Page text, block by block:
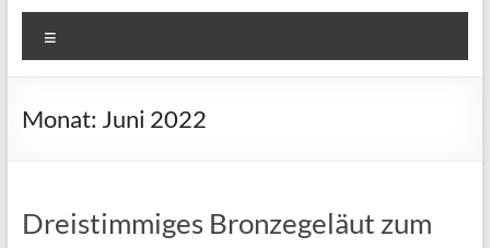
Monat: Juni 2022
Dreistimmiges Bronzegeläut zum